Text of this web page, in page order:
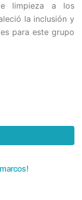
limpieza a los
la inclusión y
para este grupo